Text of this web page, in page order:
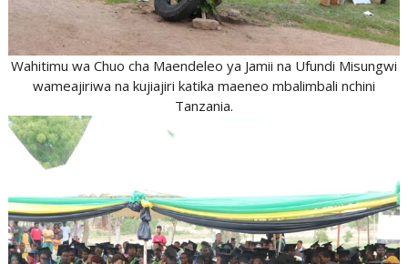
Wahitimu wa Chuo cha Maendeleo ya Jamii na Ufundi Misungwi
wameajiriwa na kujiajiri katika maeneo mbalimbali nchini
Tanzania.